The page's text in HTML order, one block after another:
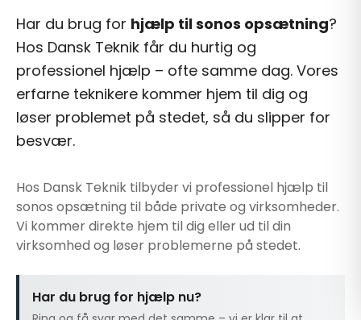
Har du brug for hjælp til sonos opsætning?
Hos Dansk Teknik får du hurtig og
professionel hjælp – ofte samme dag. Vores
erfarne teknikere kommer hjem til dig og
løser problemet på stedet, så du slipper for
besvær.
Hos Dansk Teknik tilbyder vi professionel hjælp til
sonos opsætning til både private og virksomheder.
Vi kommer direkte hjem til dig eller ud til din
virksomhed og løser problemerne på stedet.
Har du brug for hjælp nu?